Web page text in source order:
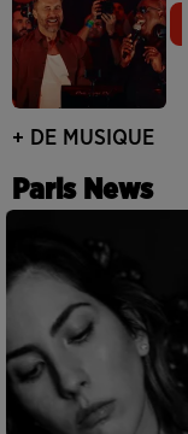
+ DE MUSIQUE
Paris News